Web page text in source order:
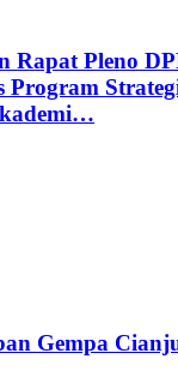
Rapat Pleno
Program
Gempa